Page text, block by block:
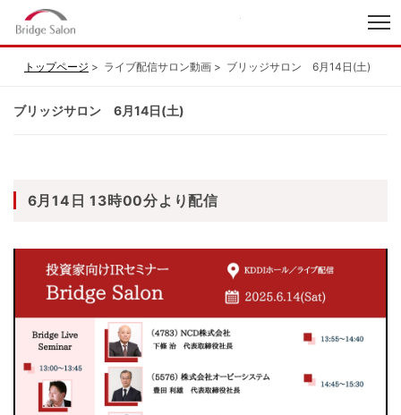
トップページ ライブ配信サロン動画 ブリッジサロン 6月14日(土)
ブリッジサロン 6月14日(土)
6月14日 13時00分より配信